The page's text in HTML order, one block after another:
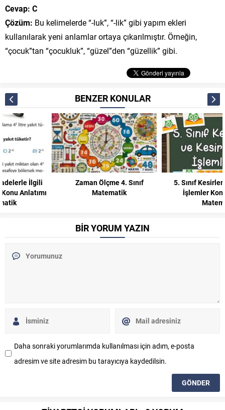
Cevap: C
Çözüm: Bu kelimelerde “-luk”, “-lik” gibi yapım ekleri
kullanılarak yeni anlamlar ortaya çıkarılmıştır. Örneğin,
“çocuk”tan “çocukluk”, “güzel”den “güzellik” gibi.
BENZER KONULAR
Zaman Ölçme 4. Sınıf
Matematik
5. Sınıf Kesirler ve Kesirlerle
İşlemler Konu Anlatımı
BİR YORUM YAZIN
Daha sonraki yorumlarımda kullanılması için adım, e-posta
adresim ve site adresim bu tarayıcıya kaydedilsin.